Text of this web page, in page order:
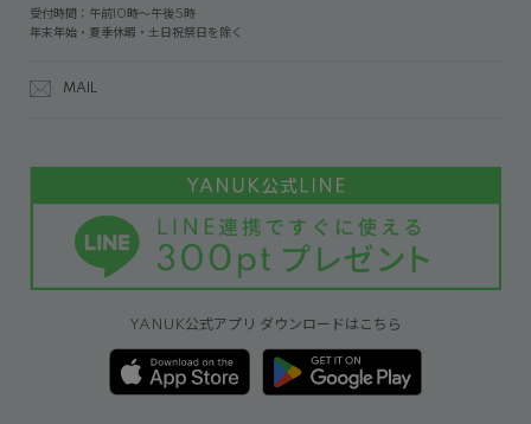
受付時間：午前10時～午後5時
年末年始・夏季休暇・土日祝祭日を除く
MAIL
YANUK公式アプリ ダウンロードはこちら